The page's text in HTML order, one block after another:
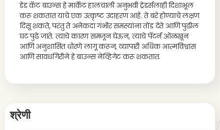
डेड कॅट बाउन्स हे मार्केट हालचाली अनुभवी ट्रेडर्सलाही दिशाभूल
करू शकतात याचे एक उत्कृष्ट उदाहरण आहे. ते बरे होण्याचे लक्षण
दिसू शकते, परंतु ते अनेकदा गंभीर समस्यांना तोंड देते आणि पुढील
घट पुढे जाते. त्याचे कारण समजून घेऊन, त्याचे पॅटर्न ओळखून
आणि अनुशासित धोरणे लागू करून, व्यापारी अधिक आत्मविश्वास
आणि सावधगिरीने हे बाउन्स नेव्हिगेट करू शकतात.
श्रेणी